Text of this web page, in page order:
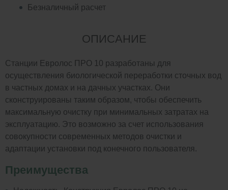
Безналичный расчет
ОПИСАНИЕ
Станции Евролос ПРО 10 разработаны для
осуществления биологической переработки сточных вод
в частных домах и на дачных участках. Они
сконструированы таким образом, чтобы обеспечить
максимальную очистку при минимальных затратах на
эксплуатацию. Это возможно за счет использования
совокупности современных методов очистки и
адаптации установки под конечного пользователя.
Преимущества